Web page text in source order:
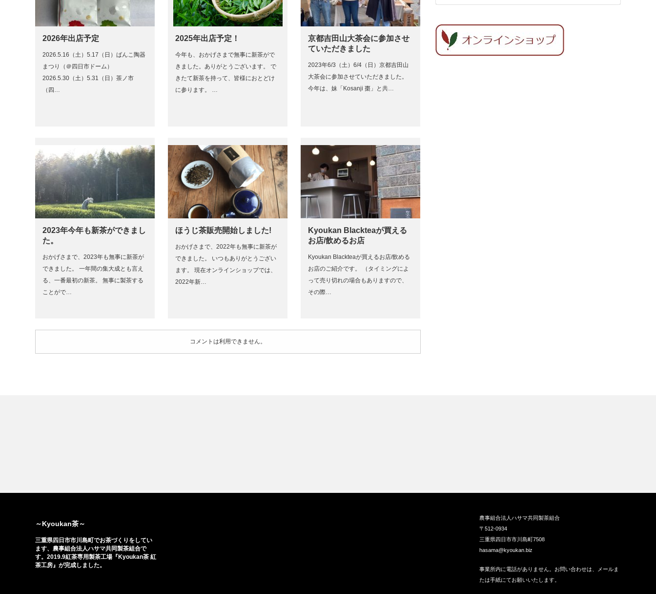
2026年出店予定
2026.5.16（土）5.17（日）ばんこ陶器
まつり（＠四日市ドーム）
2026.5.30（土）5.31（日）茶ノ市
（四…
2025年出店予定！
今年も、おかげさまで無事に新茶がで
きました。ありがとうございます。 で
きたて新茶を持って、皆様におとどけ
に参ります。 …
京都吉田山大茶会に参加させ
ていただきました
2023年6/3（土）6/4（日）京都吉田山
大茶会に参加させていただきました。
今年は、妹「Kosanji 棗」と共…
2023年今年も新茶ができまし
た。
おかげさまで、2023年も無事に新茶が
できました。 一年間の集大成とも言え
る、一番最初の新茶。 無事に製茶する
ことがで…
ほうじ茶販売開始しました!
おかげさまで、2022年も無事に新茶が
できました。 いつもありがとうござい
ます。 現在オンラインショップでは、
2022年新…
Kyoukan Blackteaが買える
お店/飲めるお店
Kyoukan Blackteaが買えるお店/飲める
お店のご紹介です。 （タイミングによ
って売り切れの場合もありますので、
その際…
コメントは利用できません。
～Kyoukan茶～
三重県四日市市川島町でお茶づくりをしてい
ます、農事組合法人ハサマ共同製茶組合で
す。2019.9紅茶専用製茶工場『Kyoukan茶 紅
茶工房』が完成しました。
農事組合法人ハサマ共同製茶組合
〒512-0934
三重県四日市市川島町7508
hasama@kyoukan.biz
事業所内に電話がありません。お問い合わせは、メールま
たは手紙にてお願いいたします。